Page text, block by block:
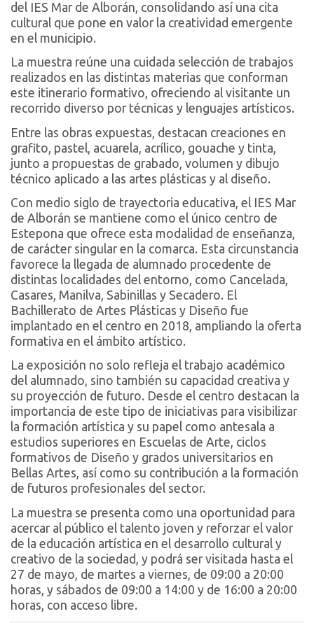
del IES Mar de Alborán, consolidando así una cita
cultural que pone en valor la creatividad emergente
en el municipio.
La muestra reúne una cuidada selección de trabajos
realizados en las distintas materias que conforman
este itinerario formativo, ofreciendo al visitante un
recorrido diverso por técnicas y lenguajes artísticos.
Entre las obras expuestas, destacan creaciones en
grafito, pastel, acuarela, acrílico, gouache y tinta,
junto a propuestas de grabado, volumen y dibujo
técnico aplicado a las artes plásticas y al diseño.
Con medio siglo de trayectoria educativa, el IES Mar
de Alborán se mantiene como el único centro de
Estepona que ofrece esta modalidad de enseñanza,
de carácter singular en la comarca. Esta circunstancia
favorece la llegada de alumnado procedente de
distintas localidades del entorno, como Cancelada,
Casares, Manilva, Sabinillas y Secadero. El
Bachillerato de Artes Plásticas y Diseño fue
implantado en el centro en 2018, ampliando la oferta
formativa en el ámbito artístico.
La exposición no solo refleja el trabajo académico
del alumnado, sino también su capacidad creativa y
su proyección de futuro. Desde el centro destacan la
importancia de este tipo de iniciativas para visibilizar
la formación artística y su papel como antesala a
estudios superiores en Escuelas de Arte, ciclos
formativos de Diseño y grados universitarios en
Bellas Artes, así como su contribución a la formación
de futuros profesionales del sector.
La muestra se presenta como una oportunidad para
acercar al público el talento joven y reforzar el valor
de la educación artística en el desarrollo cultural y
creativo de la sociedad, y podrá ser visitada hasta el
27 de mayo, de martes a viernes, de 09:00 a 20:00
horas, y sábados de 09:00 a 14:00 y de 16:00 a 20:00
horas, con acceso libre.